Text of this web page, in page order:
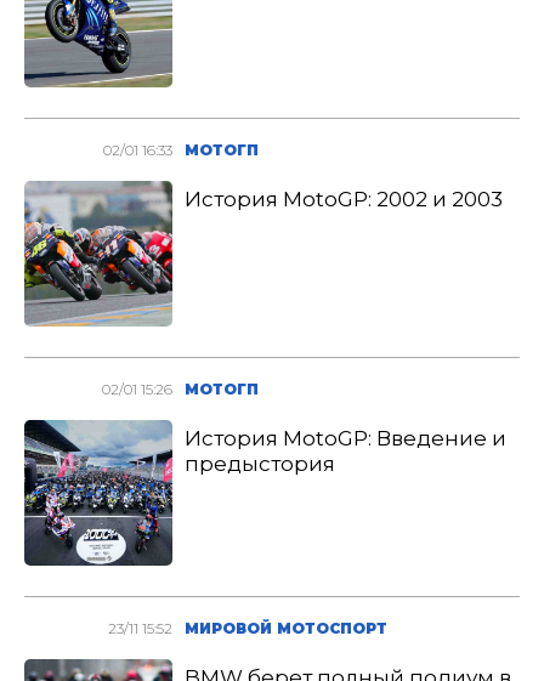
02/01 16:33 МОТОГП
История MotoGP: 2002 и 2003
02/01 15:26 МОТОГП
История MotoGP: Введение и
предыстория
23/11 15:52 МИРОВОЙ МОТОСПОРТ